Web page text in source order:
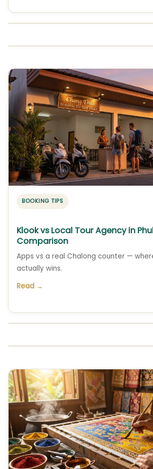
BOOKING TIPS
Klook vs Local Tour Agency in
Comparison
Apps vs a real Chalong counter —
actually wins.
Read →